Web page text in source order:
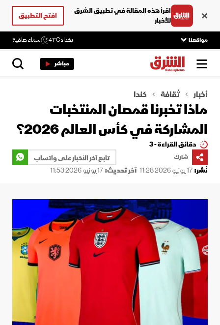
اقرأ هذه المقالة في تطبيق الشرق
للأخبار
افتح التطبيق
مواقعنا بغداد41°C سماء صافية
مباشر
أخبار ثقافة كندا
ماذا تخبرنا قمصان المنتخبات
المشاركة في كأس العالم 2026؟
دقائق القراءة - 3
شارك
تابع آخر الأخبار على واتساب
نُشر:17 يونيو 2026 11:28 آخر تحديث:17 يونيو 2026 11:53